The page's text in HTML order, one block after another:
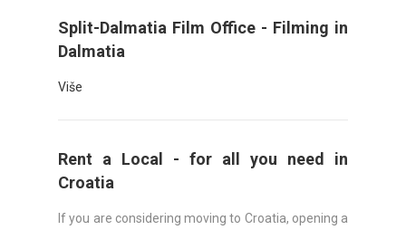
Split-Dalmatia Film Office - Filming in
Dalmatia
Više
Rent a Local - for all you need in
Croatia
If you are considering moving to Croatia, opening a